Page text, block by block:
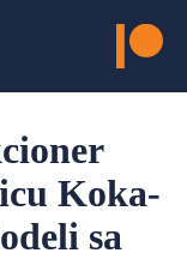
Koka-
sa